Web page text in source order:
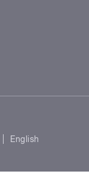
English